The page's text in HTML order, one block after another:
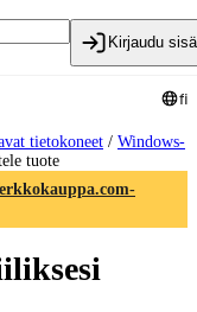
Kirjaudu
fi
tietokoneet / Windows-
tuote